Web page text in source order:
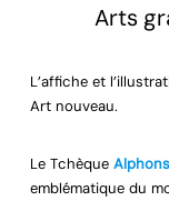
Arts
L’affiche et
Art nouveau.
Le Tchèque
emblématique du